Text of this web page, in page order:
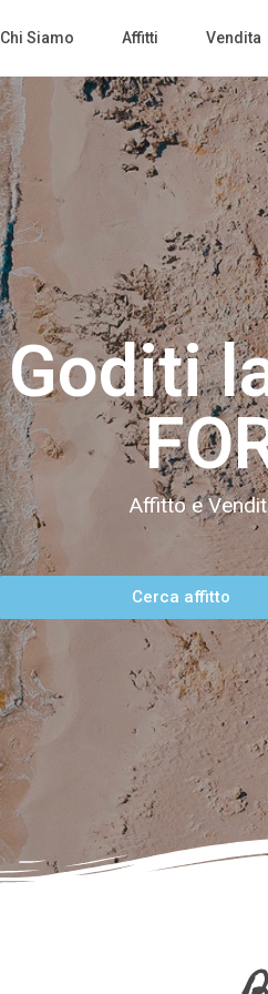
Chi Siamo Affitti Vendita
Goditi
Affitto e
Cerca affitto